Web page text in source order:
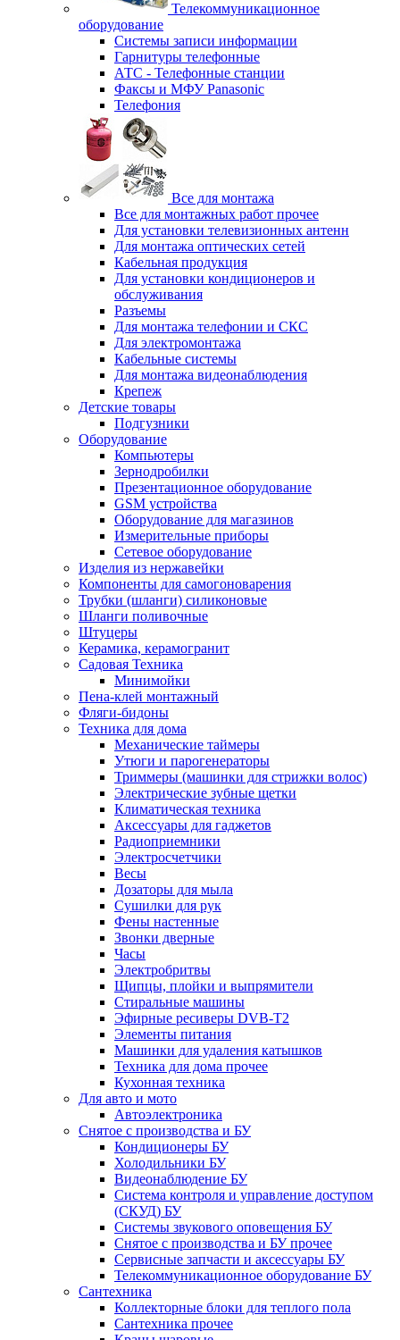
Телекоммуникационное
оборудование
Системы записи информации
Гарнитуры телефонные
АТС - Телефонные станции
Факсы и МФУ Panasonic
Телефония
Все для монтажа
Все для монтажных работ прочее
Для установки телевизионных антенн
Для монтажа оптических сетей
Кабельная продукция
Для установки кондиционеров и
обслуживания
Разъемы
Для монтажа телефонии и СКС
Для электромонтажа
Кабельные системы
Для монтажа видеонаблюдения
Крепеж
Детские товары
Подгузники
Оборудование
Компьютеры
Зернодробилки
Презентационное оборудование
GSM устройства
Оборудование для магазинов
Измерительные приборы
Сетевое оборудование
Изделия из нержавейки
Компоненты для самогоноварения
Трубки (шланги) силиконовые
Шланги поливочные
Штуцеры
Керамика, керамогранит
Садовая Техника
Минимойки
Пена-клей монтажный
Фляги-бидоны
Техника для дома
Механические таймеры
Утюги и парогенераторы
Триммеры (машинки для стрижки волос)
Электрические зубные щетки
Климатическая техника
Аксессуары для гаджетов
Радиоприемники
Электросчетчики
Весы
Дозаторы для мыла
Сушилки для рук
Фены настенные
Звонки дверные
Часы
Электробритвы
Щипцы, плойки и выпрямители
Стиральные машины
Эфирные ресиверы DVB-T2
Элементы питания
Машинки для удаления катышков
Техника для дома прочее
Кухонная техника
Для авто и мото
Автоэлектроника
Снятое с производства и БУ
Кондиционеры БУ
Холодильники БУ
Видеонаблюдение БУ
Система контроля и управление доступом
(СКУД) БУ
Системы звукового оповещения БУ
Снятое с производства и БУ прочее
Сервисные запчасти и аксессуары БУ
Телекоммуникационное оборудование БУ
Сантехника
Коллекторные блоки для теплого пола
Сантехника прочее